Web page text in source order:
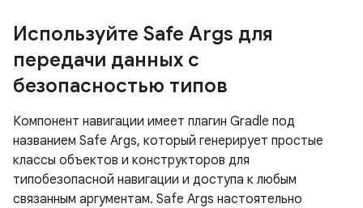
Используйте Safe Args для
передачи данных с
безопасностью типов
Компонент навигации имеет плагин Gradle под
названием Safe Args, который генерирует простые
классы объектов и конструкторов для
типобезопасной навигации и доступа к любым
связанным аргументам. Safe Args настоятельно